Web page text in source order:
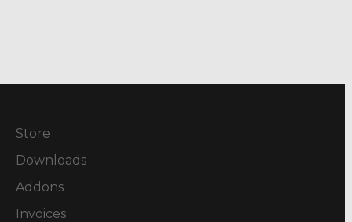
Store
Downloads
Addons
Invoices